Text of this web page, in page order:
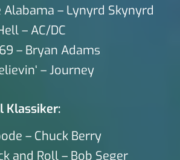
Alabama – Lynyrd Skynyrd
– AC/DC
– Bryan Adams
– Journey
Klassiker:
– Chuck Berry
and Roll – Bob Seger